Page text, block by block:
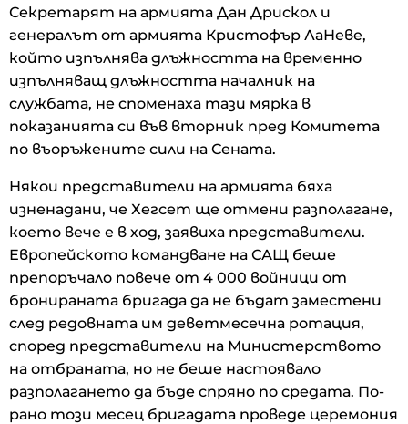
Секретарят на армията Дан Дрискол и
генералът от армията Кристофър ЛаНеве,
който изпълнява длъжността на временно
изпълняващ длъжността началник на
службата, не споменаха тази мярка в
показанията си във вторник пред Комитета
по въоръжените сили на Сената.
Някои представители на армията бяха
изненадани, че Хегсет ще отмени разполагане,
което вече е в ход, заявиха представители.
Европейското командване на САЩ беше
препоръчало повече от 4 000 войници от
бронираната бригада да не бъдат заместени
след редовната им деветмесечна ротация,
според представители на Министерството
на отбраната, но не беше настоявало
разполагането да бъде спряно по средата. По-
рано този месец бригадата проведе церемония